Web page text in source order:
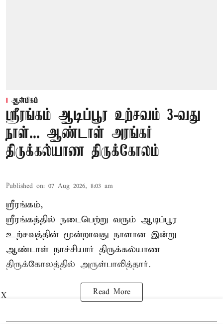
ஆன்மிகம்
ஸ்ரீரங்கம் ஆடிப்பூர உற்சவம் 3-வது
நாள்... ஆண்டாள் அரங்கர்
திருக்கல்யாண திருக்கோலம்
Published on: 07 Aug 2026, 8:03 am
ஸ்ரீரங்கம்,
ஸ்ரீரங்கத்தில் நடைபெற்று வரும் ஆடிப்பூர
உற்சவத்தின் மூன்றாவது நாளான இன்று
ஆண்டாள் நாச்சியார் திருக்கல்யாண
திருக்கோலத்தில் அருள்பாலித்தார்.
Read More
X